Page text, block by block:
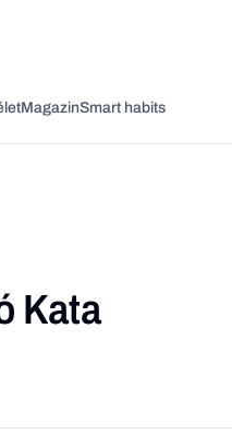
fel a
MagazinSmart habits
Kata